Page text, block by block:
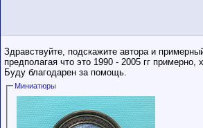
Здравствуйте, подскажите автора и
предполагая что это 1990 - 2005 гг примерно,
Буду благодарен за помощь.
Миниатюры